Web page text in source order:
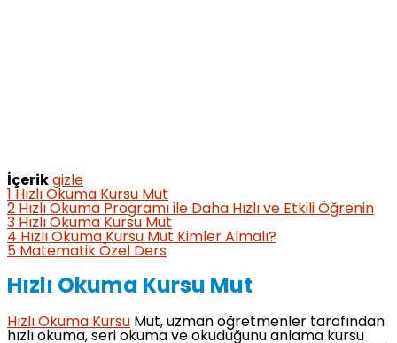
İçerik gizle
Hızlı Okuma Kursu Mut
2 Hızlı Okuma Programı ile Daha Hızlı ve Etkili Öğrenin
3 Hızlı Okuma Kursu Mut
4 Hızlı Okuma Kursu Mut Kimler Almalı?
5 Matematik Özel Ders
Hızlı Okuma Kursu Mut
Hızlı Okuma Kursu Mut, uzman öğretmenler tarafından
hızlı okuma, seri okuma ve okuduğunu anlama kursu